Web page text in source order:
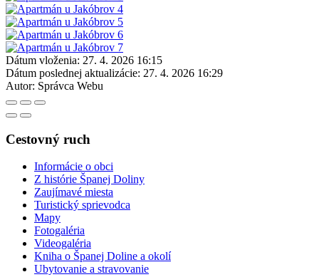
Dátum vloženia: 27. 4. 2026 16:15
Dátum poslednej aktualizácie: 27. 4. 2026 16:29
Autor: Správca Webu
Cestovný ruch
Informácie o obci
Z histórie Španej Doliny
Zaujímavé miesta
Turistický sprievodca
Mapy
Fotogaléria
Videogaléria
Kniha o Španej Doline a okolí
Ubytovanie a stravovanie